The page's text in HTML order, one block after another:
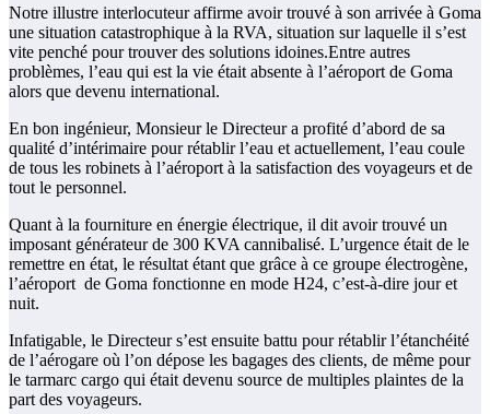
Notre illustre interlocuteur affirme avoir trouvé à son arrivée à Goma
une situation catastrophique à la RVA, situation sur laquelle il s’est
vite penché pour trouver des solutions idoines.Entre autres
problèmes, l’eau qui est la vie était absente à l’aéroport de Goma
alors que devenu international.
En bon ingénieur, Monsieur le Directeur a profité d’abord de sa
qualité d’intérimaire pour rétablir l’eau et actuellement, l’eau coule
de tous les robinets à l’aéroport à la satisfaction des voyageurs et de
tout le personnel.
Quant à la fourniture en énergie électrique, il dit avoir trouvé un
imposant générateur de 300 KVA cannibalisé. L’urgence était de le
remettre en état, le résultat étant que grâce à ce groupe électrogène,
l’aéroport de Goma fonctionne en mode H24, c’est-à-dire jour et
nuit.
Infatigable, le Directeur s’est ensuite battu pour rétablir l’étanchéité
de l’aérogare où l’on dépose les bagages des clients, de même pour
le tarmarc cargo qui était devenu source de multiples plaintes de la
part des voyageurs.